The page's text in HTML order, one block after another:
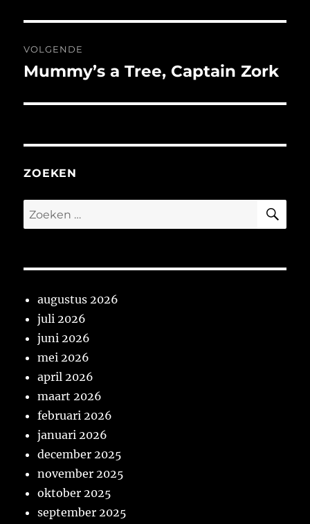
VOLGENDE
Volgend
Mummy’s a Tree, Captain Zork
ZOEKEN
Zoeken
naar:
augustus 2026
juli 2026
juni 2026
mei 2026
april 2026
maart 2026
februari 2026
januari 2026
december 2025
november 2025
oktober 2025
september 2025